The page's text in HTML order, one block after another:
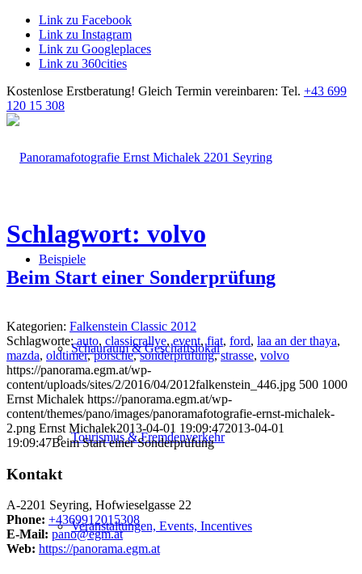
Link zu Facebook
Link zu Instagram
Link zu Googleplaces
Link zu 360cities
Kostenlose Erstberatung! Gleich Termin vereinbaren: Tel. +43 699
120 15 308
Beispiele
Schauraum & Geschäftslokal
Tourismus & Fremdenverkehr
Veranstaltungen, Events, Incentives
Schlagwort: volvo
Beim Start einer Sonderprüfung
Kategorien: Falkenstein Classic 2012
Schlagworte:auto, classicrallye,event,fiat, ford, laa an der thaya,
mazda, oldtimer,porsche,sonderprüfung,strasse, volvo
https://panorama.egm.at/wp-
content/uploads/sites/2/2016/04/2012falkenstein_446.jpg 500 1000
Ernst Michalek https://panorama.egm.at/wp-
content/themes/pano/images/panoramafotografie-ernst-michalek-
2.png Ernst Michalek2013-04-01 19:09:472013-04-01
19:09:47Beim Start einer Sonderprüfung
Kontakt
A-2201 Seyring, Hofwieselgasse 22
Phone: +4369912015308
E-Mail: pano@egm.at
Web: https://panorama.egm.at